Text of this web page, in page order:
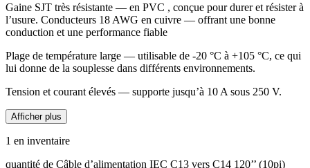
Gaine SJT très résistante — en PVC , conçue pour durer et résister à
l’usure. Conducteurs 18 AWG en cuivre — offrant une bonne
conduction et une performance fiable
Plage de température large — utilisable de -20 °C à +105 °C, ce qui
lui donne de la souplesse dans différents environnements.
Tension et courant élevés — supporte jusqu’à 10 A sous 250 V.
Afficher plus
1 en inventaire
quantité de Câble d’alimentation IEC C13 vers C14 120’’ (10pi)